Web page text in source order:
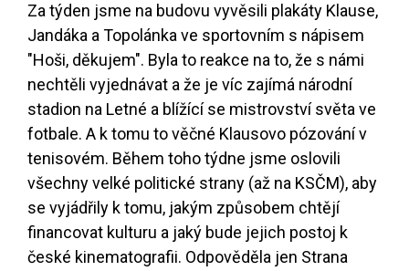
Za týden jsme na budovu vyvěsili plakáty Klause,
Jandáka a Topolánka ve sportovním s nápisem
"Hoši, děkujem". Byla to reakce na to, že s námi
nechtěli vyjednávat a že je víc zajímá národní
stadion na Letné a blížící se mistrovství světa ve
fotbale. A k tomu to věčné Klausovo pózování v
tenisovém. Během toho týdne jsme oslovili
všechny velké politické strany (až na KSČM), aby
se vyjádřily k tomu, jakým způsobem chtějí
financovat kulturu a jaký bude jejich postoj k
české kinematografii. Odpověděla jen Strana